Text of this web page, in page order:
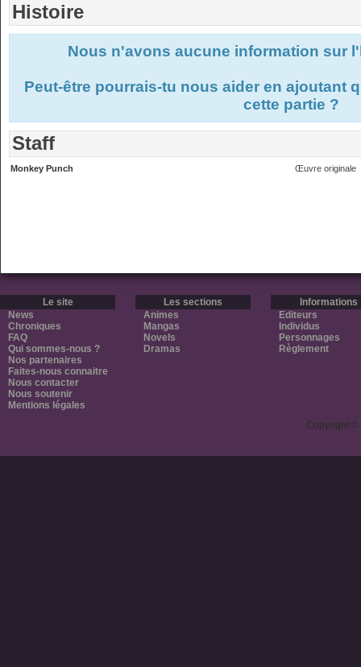
Histoire
Nous n'avons aucune information sur
Peut-être pourrais-tu nous aider en ajoutant
cette partie ?
Staff
Monkey Punch Œuvre originale
Le site
News
Chroniques
FAQ
Qui sommes-nous ?
Nos partenaires
Faites-nous connaitre
Nous contacter
Nous soutenir
Mentions légales
Les sections
Animes
Mangas
Novels
Dramas
Informations
Editeurs
Individus
Personnages
Règlement
Copyright ©